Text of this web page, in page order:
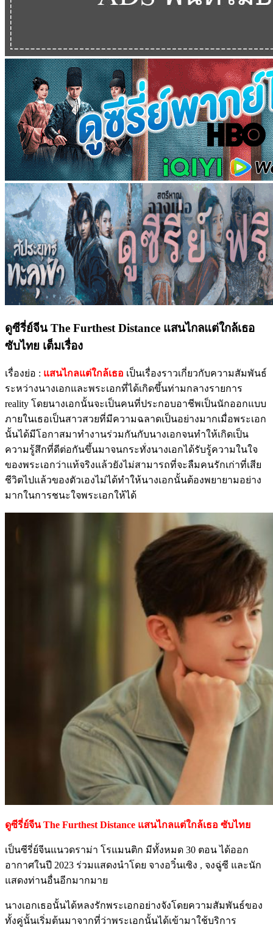
ดูซีรี่ย์จีน The Furthest Distance แสนไกลแต่ใกล้เธอ
ซับไทย เต็มเรื่อง
เรื่องย่อ : แสนไกลแต่ใกล้เธอ เป็นเรื่องราวเกี่ยวกับความสัมพันธ์
ระหว่างนางเอกและพระเอกที่ได้เกิดขึ้นท่ามกลางรายการ
reality โดยนางเอกนั้นจะเป็นคนที่ประกอบอาชีพเป็นนักออกแบบ
ภายในเธอเป็นสาวสวยที่มีความฉลาดเป็นอย่างมากเมื่อพระเอก
นั้นได้มีโอกาสมาทำงานร่วมกันกับนางเอกจนทำให้เกิดเป็น
ความรู้สึกที่ดีต่อกันขึ้นมาจนกระทั่งนางเอกได้รับรู้ความในใจ
ของพระเอกว่าแท้จริงแล้วยังไม่สามารถที่จะลืมคนรักเก่าที่เสีย
ชีวิตไปแล้วของตัวเองไม่ได้ทำให้นางเอกนั้นต้องพยายามอย่าง
มากในการชนะใจพระเอกให้ได้
ดูซีรี่ย์จีน The Furthest Distance แสนไกลแต่ใกล้เธอ ซับไทย
เป็นซีรี่ย์จีนแนวดราม่า โรแมนติก มีทั้งหมด 30 ตอน ได้ออก
อากาศในปี 2023 ร่วมแสดงนำโดย จางอวิ๋นเซิง , จงฉู่ซี และนัก
แสดงท่านอื่นอีกมากมาย
นางเอกเธอนั้นได้หลงรักพระเอกอย่างจังโดยความสัมพันธ์ของ
ทั้งคู่นั้นเริ่มต้นมาจากที่ว่าพระเอกนั้นได้เข้ามาใช้บริการ